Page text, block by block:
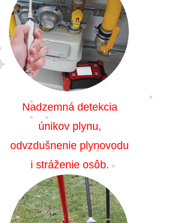
Nadzemná detekcia
únikov plynu,
odvzdušnenie plynovodu
i stráženie osôb.